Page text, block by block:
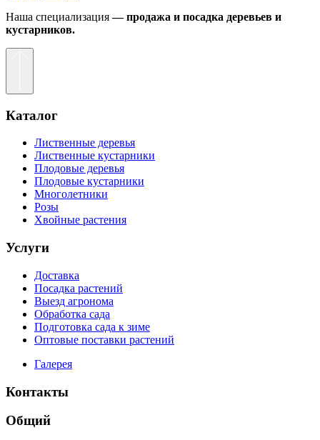
Наша специализация— продажа и посадка деревьев и
кустарников.
Каталог
Лиственные деревья
Лиственные кустарники
Плодовые деревья
Плодовые кустарники
Многолетники
Розы
Хвойные растения
Услуги
Доставка
Посадка растений
Выезд агронома
Обработка сада
Подготовка сада к зиме
Оптовые поставки растений
Галерея
Контакты
Общий